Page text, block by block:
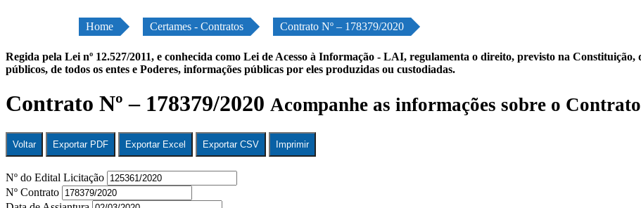
Home Certames - Contratos Contrato Nº – 178379/2020
Regida pela Lei nº 12.527/2011, e conhecida como Lei de Acesso à Informação - LAI, regulamenta o direito, previsto na Constituição,
públicos, de todos os entes e Poderes, informações públicas por eles produzidas ou custodiadas.
Contrato Nº – 178379/2020 Acompanhe as informações sobre o
Voltar Exportar PDF Exportar Excel Exportar CSV Imprimir
Nº do Edital Licitação
Nº Contrato